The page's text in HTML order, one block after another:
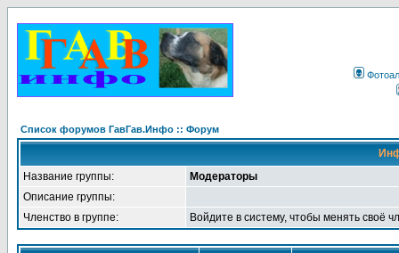
Список форумов ГавГав.Инфо :: Форум
Название группы:
Модераторы
Описание группы:
Членство в группе:
Войдите в систему, чтобы менять своё